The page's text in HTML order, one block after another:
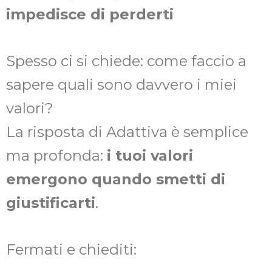
impedisce di perderti
Spesso ci si chiede: come faccio a
sapere quali sono davvero i miei
valori?
La risposta di Adattiva è semplice
ma profonda: i tuoi valori
emergono quando smetti di
giustificarti.
Fermati e chiediti: